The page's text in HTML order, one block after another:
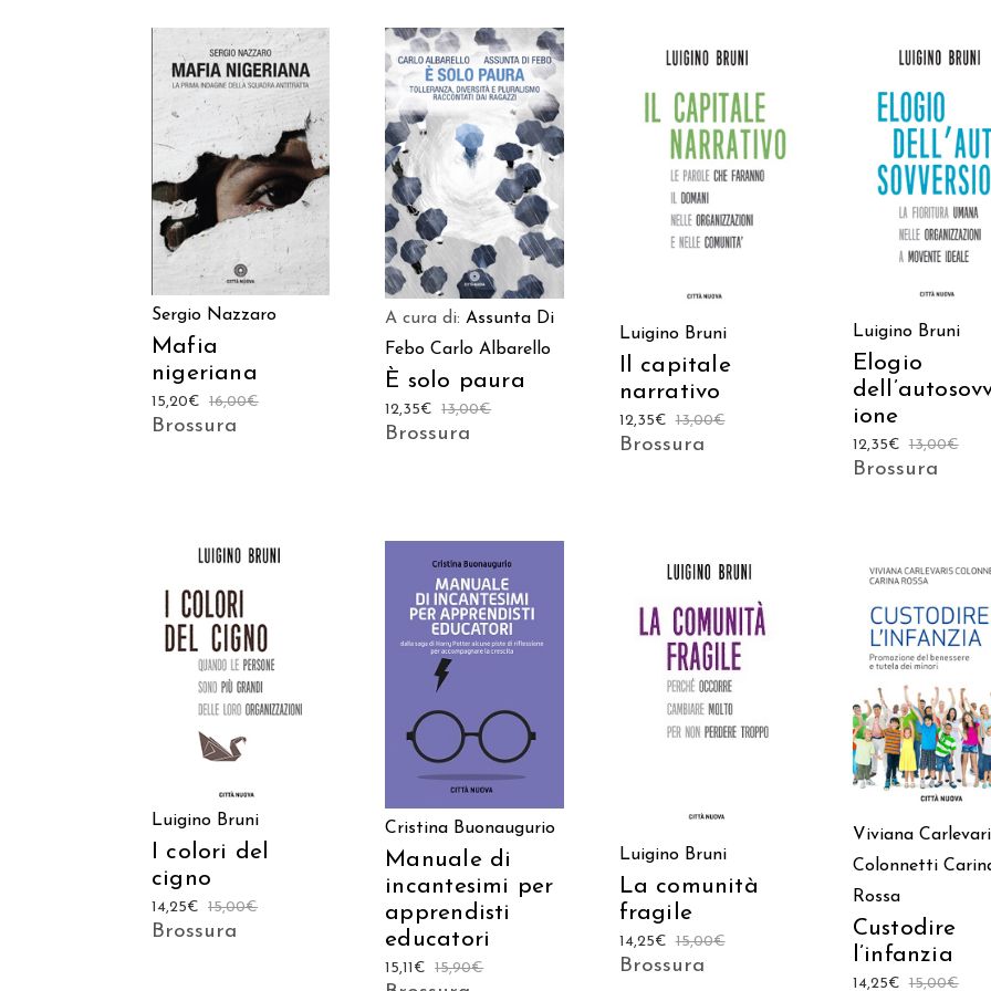
AGGIUNGI AL
CARRELLO
Sergio Nazzaro
Mafia
nigeriana
16,00€
15,20€
Brossura
AGGIUNGI AL
CARRELLO
A cura di:Assunta Di
Febo Carlo Albarello
È solo paura
13,00€
12,35€
Brossura
AGGIUNGI AL
CARRELLO
Luigino Bruni
Il capitale
narrativo
13,00€
12,35€
Brossura
AGGIUNGI AL
CARRELLO
Luigino Bruni
Elogio
ione
13,00€
12,35€
Brossura
AGGIUNGI AL
CARRELLO
Luigino Bruni
I colori del
cigno
15,00€
14,25€
Brossura
AGGIUNGI AL
CARRELLO
Cristina Buonaugurio
Manuale di
incantesimi per
apprendisti
educatori
15,90€
15,11 €
AGGIUNGI AL
CARRELLO
Luigino Bruni
La comunità
fragile
15,00€
14,25€
Brossura
AGGIUNGI AL
CARRELLO
Viviana
Colonnetti
Rossa
Custodire
l’infanzia
15,00€
14,25€